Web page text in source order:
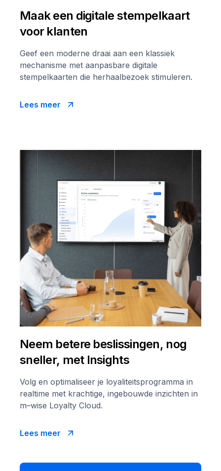
Maak een digitale stempelkaart
voor klanten
Geef een moderne draai aan een klassiek
mechanisme met aanpasbare digitale
stempelkaarten die herhaalbezoek stimuleren.
Lees meer
Neem betere beslissingen, nog
sneller, met Insights
Volg en optimaliseer je loyaliteitsprogramma in
realtime met krachtige, ingebouwde inzichten in
m–wise Loyalty Cloud.
Lees meer